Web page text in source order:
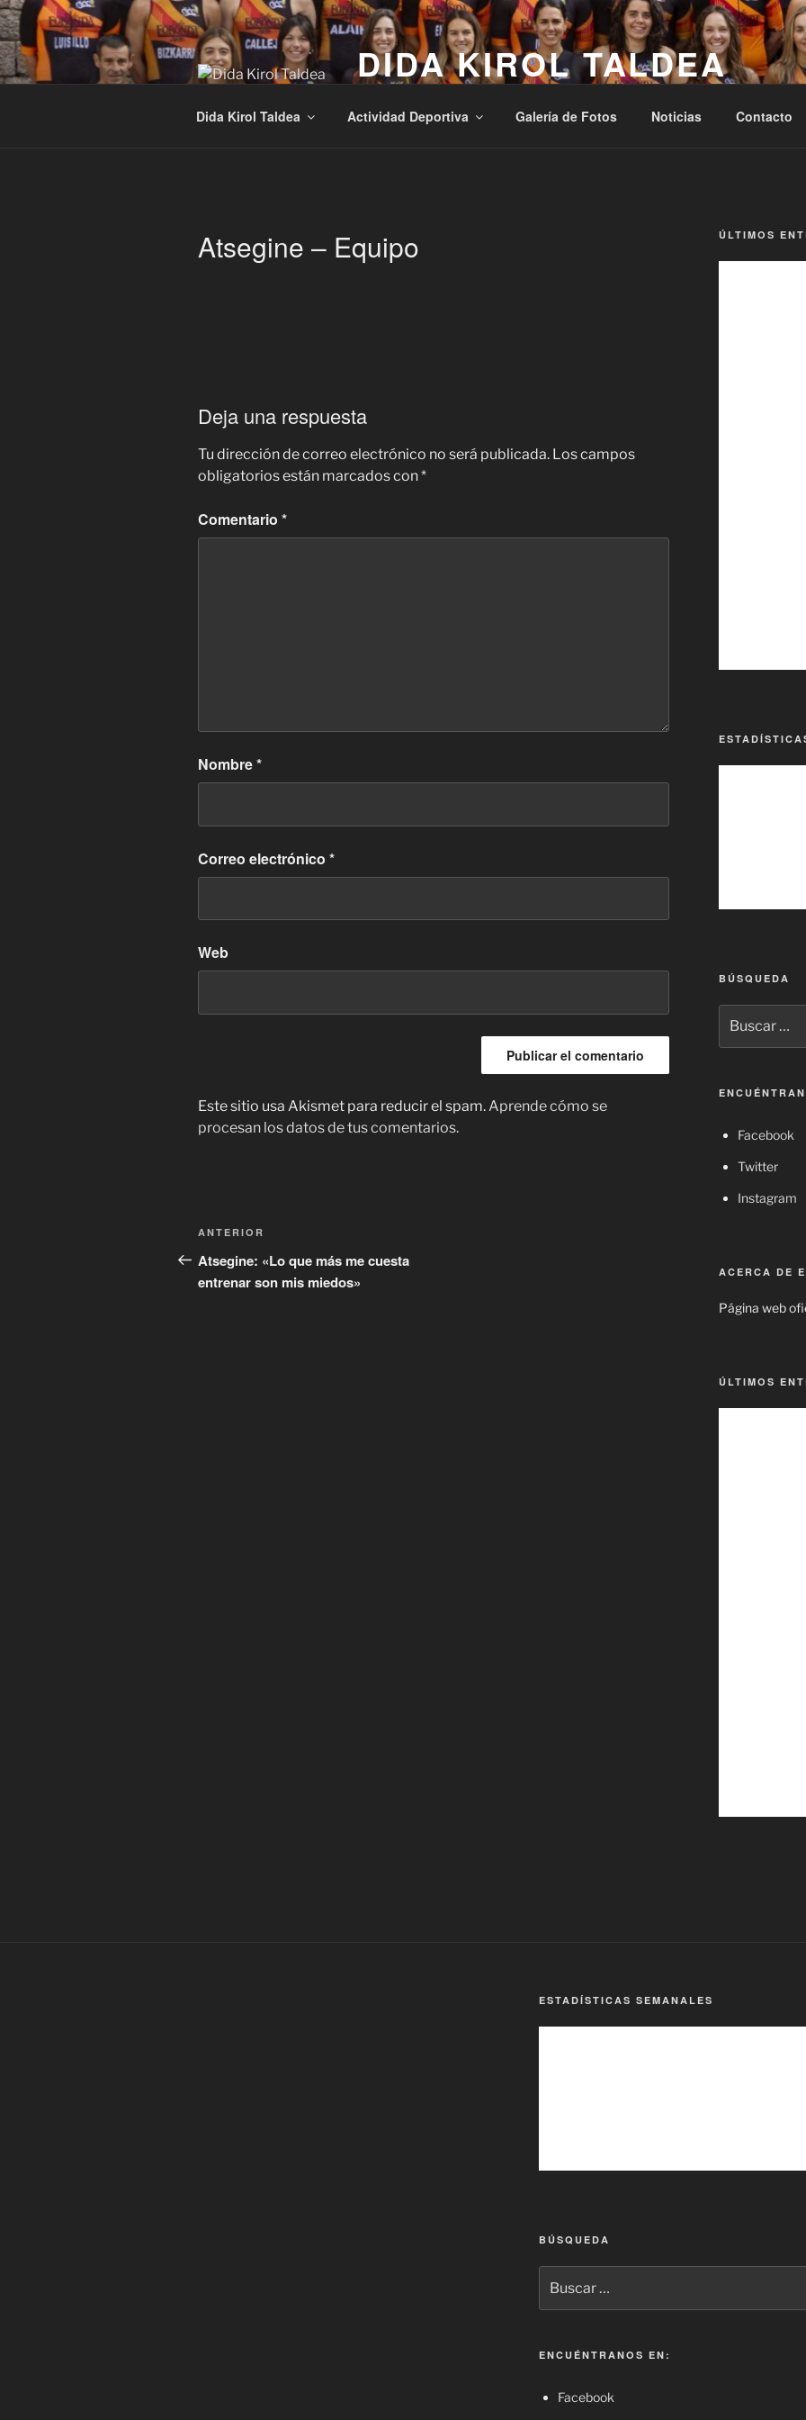
Saltar
al
contenido
DIDA KIROL TALDEA
Dida Kirol Taldea Actividad Deportiva Galería de Fotos Noticias Contacto
Atsegine – Equipo
Deja una respuesta
Tu dirección de correo electrónico no será publicada. Los campos
obligatorios están marcados con*
Comentario *
Nombre*
Correo electrónico *
Web
Este sitio usa Akismet para reducir el spam. Aprende cómo se
procesan los datos de tus comentarios.
Navegación
de
entradas
Entrada
anterior:
ANTERIOR
Atsegine: «Lo que más me cuesta
entrenar son mis miedos»
ÚLTIMOS
BÚSQUEDA
por:
Facebook
Twitter
Instagram
ACERCA DE
Página web
ÚLTIMOS
ESTADÍSTICAS SEMANALES
BÚSQUEDA
por:
ENCUÉNTRANOS EN:
Facebook